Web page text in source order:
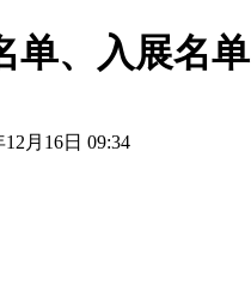
单、入展名单
月16日 09:34